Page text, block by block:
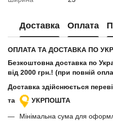
Доставка Оплата
ОПЛАТА ТА ДОСТАВКА ПО
Безкоштовна доставка по
від 2000 грн.! (при повній
Доставка здійснюється
та
УКРПОШТА
Мінімальна сума для